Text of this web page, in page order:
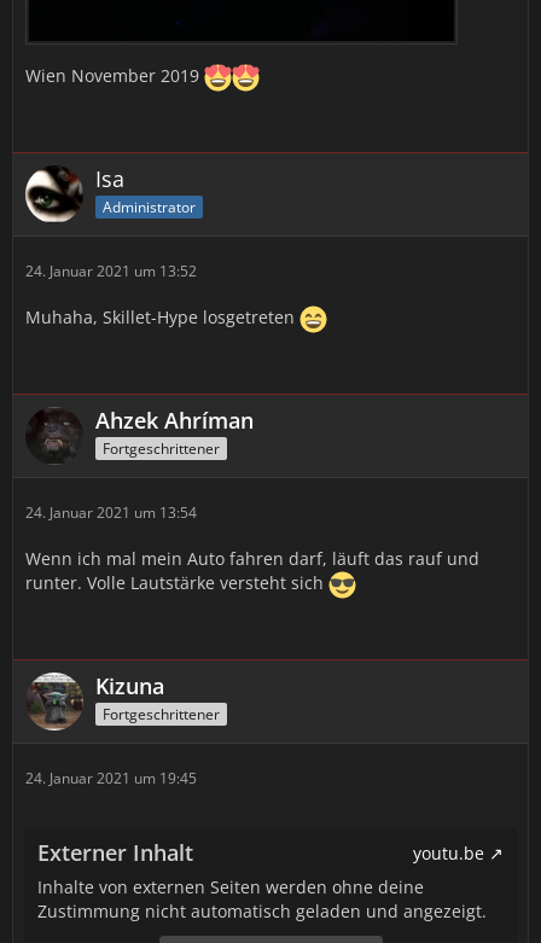
Wien November 2019
Isa
Administrator
24. Januar 2021 um 13:52
Muhaha, Skillet-Hype losgetreten
Ahzek Ahríman
Fortgeschrittener
24. Januar 2021 um 13:54
Wenn ich mal mein Auto fahren darf, läuft das rauf und
runter. Volle Lautstärke versteht sich
Kizuna
Fortgeschrittener
24. Januar 2021 um 19:45
Externer Inhalt
youtu.be
Inhalte von externen Seiten werden ohne deine
Zustimmung nicht automatisch geladen und angezeigt.